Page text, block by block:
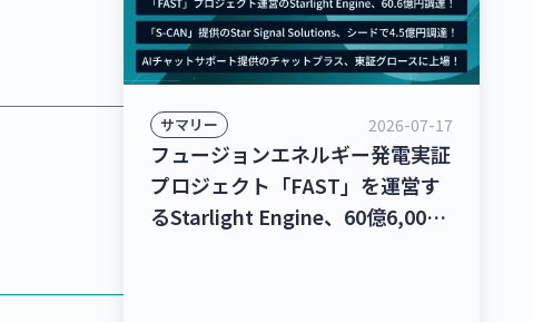
サマリー 2026-07-17
フュージョンエネルギー発電実証
プロジェクト「FAST」を運営す
るStarlight Engine、60億6,000